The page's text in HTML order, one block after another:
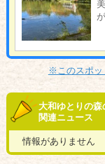
※このスポッ
大和ゆとりの
関連ニュース
情報がありません